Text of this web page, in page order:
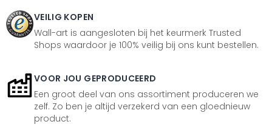
VEILIG KOPEN
Wall-art is aangesloten bij het keurmerk Trusted
Shops waardoor je 100% veilig bij ons kunt bestellen.
VOOR JOU GEPRODUCEERD
Een groot deel van ons assortiment produceren we
zelf. Zo ben je altijd verzekerd van een gloednieuw
product.